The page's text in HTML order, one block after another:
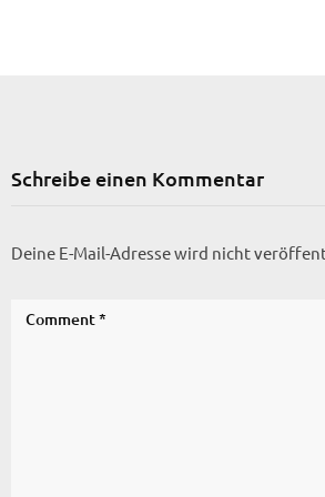
Schreibe einen Kommentar
Deine E-Mail-Adresse wird nicht